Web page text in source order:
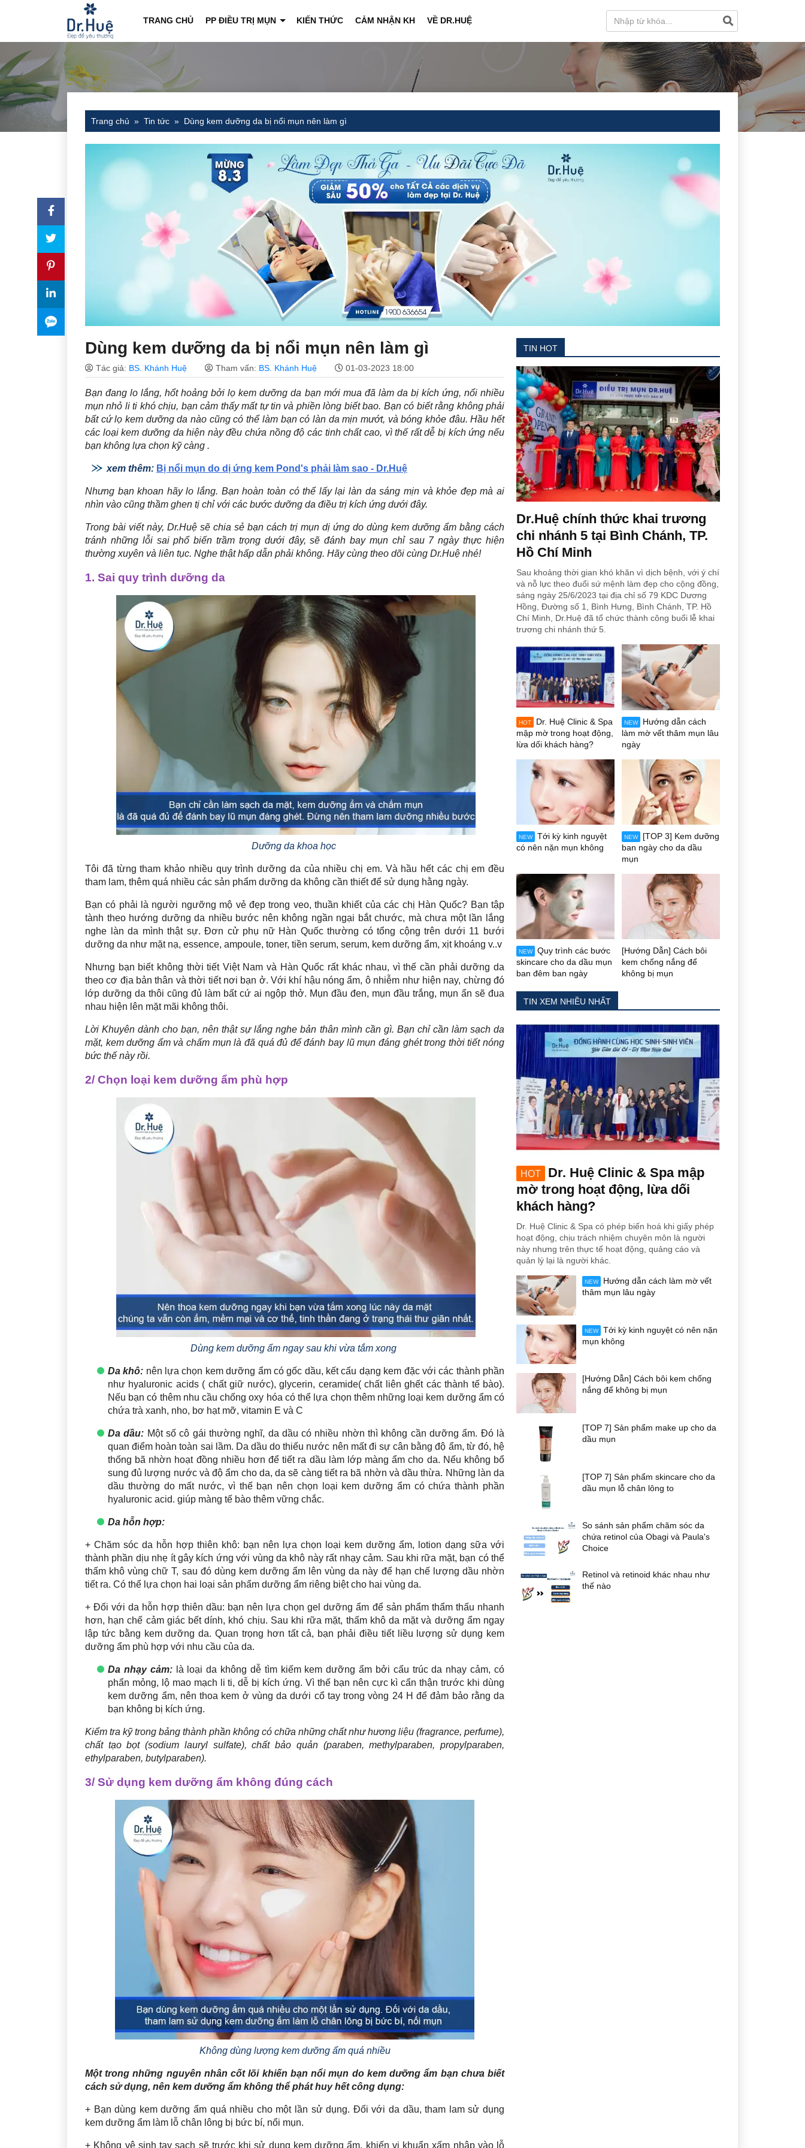
TRANG CHỦ PP ĐIỀU TRỊ MỤN KIẾN THỨC CẢM NHẬN KH VỀ DR.HUỆ
Trang chủ Tin tức Dùng kem dưỡng da bị nổi mụn nên làm gì
Dùng kem dưỡng da bị nổi mụn nên làm gì
Tác giả: BS. Khánh Huệ Tham vấn: BS. Khánh Huệ 01-03-2023 18:00
Bạn đang lo lắng, hổt hoảng bởi lọ kem dưỡng da bạn mới mua đã làm da bị kích ứng, nổi nhiều
mụn nhỏ li ti khó chịu, bạn cảm thấy mất tự tin và phiền lòng biết bao. Bạn có biết rằng không phải
bất cứ lọ kem dưỡng da nào cũng có thể làm bạn có làn da mịn mướt, và bóng khỏe đâu. Hầu hết
các loại kem dưỡng da hiện này đều chứa nồng độ các tinh chất cao, vì thế rất dễ bị kích ứng nếu
bạn không lựa chọn kỹ càng .
xem thêm: Bị nổi mụn do dị ứng kem Pond's phải làm sao - Dr.Huệ
Nhưng bạn khoan hãy lo lắng. Bạn hoàn toàn có thể lấy lại làn da sáng mịn và khỏe đẹp mà ai
nhìn vào cũng thầm ghen tị chỉ với các bước dưỡng da điều trị kích ứng dưới đây.
Trong bài viết này, Dr.Huệ sẽ chia sẻ bạn cách trị mụn dị ứng do dùng kem dưỡng ẩm bằng cách
tránh những lỗi sai phổ biến trầm trọng dưới đây, sẽ đánh bay mụn chỉ sau 7 ngày thực hiện
thường xuyên và liên tục. Nghe thật hấp dẫn phải không. Hãy cùng theo dõi cùng Dr.Huệ nhé!
1. Sai quy trình dưỡng da
Dưỡng da khoa học
Tôi đã từng tham khảo nhiều quy trình dưỡng da của nhiều chị em. Và hầu hết các chị em đều
tham lam, thêm quá nhiều các sản phẩm dưỡng da không cần thiết để sử dụng hằng ngày.
Bạn có phải là người ngưỡng mộ vẻ đẹp trong veo, thuần khiết của các chị Hàn Quốc? Bạn tập
tành theo hướng dưỡng da nhiều bước nên không ngần ngại bắt chước, mà chưa một lần lắng
nghe làn da mình thật sự. Đơn cử phụ nữ Hàn Quốc thường có tổng cộng trên dưới 11 bưới
dưỡng da như mặt nạ, essence, ampoule, toner, tiền serum, serum, kem dưỡng ẩm, xịt khoáng v..v
Nhưng bạn biết không thời tiết Việt Nam và Hàn Quốc rất khác nhau, vì thế cần phải dưỡng da
theo cơ địa bản thân và thời tiết nơi bạn ở. Với khí hậu nóng ẩm, ô nhiễm như hiện nay, chừng đó
lớp dưỡng da thôi cũng đủ làm bất cứ ai ngộp thở. Mụn đầu đen, mụn đầu trắng, mụn ẩn sẽ đua
nhau hiện lên mặt mãi không thôi.
Lời Khuyên dành cho bạn, nên thật sự lắng nghe bản thân mình cần gì. Bạn chỉ cần làm sạch da
mặt, kem dưỡng ẩm và chấm mụn là đã quá đủ để đánh bay lũ mụn đáng ghét trong thời tiết nóng
bức thế này rồi.
2/ Chọn loại kem dưỡng ẩm phù hợp
Dùng kem dưỡng ẩm ngay sau khi vừa tắm xong
Da khô: nên lựa chọn kem dưỡng ẩm có gốc dầu, kết cấu dạng kem đặc với các thành phần
như hyaluronic acids ( chất giữ nước), glycerin, ceramide( chất liên ghết các thành tế bào).
Nếu bạn có thêm nhu cầu chống oxy hóa có thể lựa chọn thêm những loại kem dưỡng ẩm có
chứa trà xanh, nho, bơ hạt mỡ, vitamin E và C
Da dầu: Một số cô gái thường nghĩ, da dầu có nhiều nhờn thì không cần dưỡng ẩm. Đó là
quan điểm hoàn toàn sai lầm. Da dầu do thiếu nước nên mất đi sự cân bằng độ ẩm, từ đó, hệ
thống bã nhờn hoạt đồng nhiều hơn để tiết ra dầu làm lớp màng ẩm cho da. Nếu không bổ
sung đủ lượng nước và độ ẩm cho da, da sẽ càng tiết ra bã nhờn và dầu thừa. Những làn da
dầu thường do mất nước, vì thế bạn nên chọn loại kem dưỡng ẩm có chứa thành phần
hyaluronic acid. giúp màng tế bào thêm vững chắc.
Da hỗn hợp:
+ Chăm sóc da hỗn hợp thiên khô: bạn nên lựa chọn loại kem dưỡng ẩm, lotion dạng sữa với
thành phần dịu nhẹ ít gây kích ứng với vùng da khô này rất nhạy cảm. Sau khi rữa mặt, bạn có thể
thấm khô vùng chữ T, sau đó dùng kem dưỡng ẩm lên vùng da này để hạn chế lượng dầu nhờn
tiết ra. Có thể lựa chọn hai loại sản phẩm dưỡng ẩm riêng biệt cho hai vùng da.
+ Đối với da hỗn hợp thiên dầu: bạn nên lựa chọn gel dưỡng ẩm để sản phẩm thẩm thấu nhanh
hơn, hạn chế cảm giác bết dính, khó chịu. Sau khi rữa mặt, thấm khô da mặt và dưỡng ẩm ngay
lập tức bằng kem dưỡng da. Quan trọng hơn tất cả, bạn phải điều tiết liều lượng sử dụng kem
dưỡng ẩm phù hợp với nhu cầu của da.
Da nhạy cảm: là loại da không dễ tìm kiếm kem dưỡng ẩm bởi cấu trúc da nhạy cảm, có
phẩn mỏng, lộ mao mạch li ti, dễ bị kích ứng. Vì thế bạn nên cực kì cẩn thận trước khi dùng
kem dưỡng ẩm, nên thoa kem ở vùng da dưới cổ tay trong vòng 24 H để đảm bảo rằng da
bạn không bị kích ứng.
Kiểm tra kỹ trong bảng thành phần không có chữa những chất như hương liệu (fragrance, perfume),
chất tạo bọt (sodium lauryl sulfate), chất bảo quản (paraben, methylparaben, propylparaben,
ethylparaben, butylparaben).
3/ Sử dụng kem dưỡng ẩm không đúng cách
Không dùng lượng kem dưỡng ẩm quá nhiều
Một trong những nguyên nhân cốt lõi khiến bạn nổi mụn do kem dưỡng ẩm bạn chưa biết
cách sử dụng, nên kem dưỡng ẩm không thể phát huy hết công dụng:
+ Bạn dùng kem dưỡng ẩm quá nhiều cho một lần sử dụng. Đối với da dầu, tham lam sử dụng
kem dưỡng ẩm làm lỗ chân lông bị bức bí, nổi mụn.
+ Không vệ sinh tay sạch sẽ trước khi sử dụng kem dưỡng ẩm, khiến vi khuẩn xấm nhập vào lỗ
TIN HOT
Dr.Huệ chính thức khai trương
chi nhánh 5 tại Bình Chánh, TP.
Hồ Chí Minh
Sau khoảng thời gian khó khăn vì dịch bệnh, với ý chí
và nỗ lực theo đuổi sứ mệnh làm đẹp cho cộng đồng,
sáng ngày 25/6/2023 tại địa chỉ số 79 KDC Dương
Hồng, Đường số 1, Bình Hưng, Bình Chánh, TP. Hồ
Chí Minh, Dr.Huệ đã tổ chức thành công buổi lễ khai
trương chi nhánh thứ 5.
HOT
Dr. Huệ Clinic & Spa
mập mờ trong hoạt động,
lừa dối khách hàng?
NEW
Hướng dẫn cách
làm mờ vết thâm mụn lâu
ngày
NEW
Tới kỳ kinh nguyệt
có nên nặn mụn không
NEW
[TOP 3] Kem dưỡng
ban ngày cho da dầu
mụn
NEW
Quy trình các bước
skincare cho da dầu mụn
ban đêm ban ngày
[Hướng Dẫn] Cách bôi
kem chống nắng để
không bị mụn
TIN XEM NHIỀU NHẤT
HOT
Dr. Huệ Clinic & Spa mập
mờ trong hoạt động, lừa dối
khách hàng?
Dr. Huệ Clinic & Spa có phép biến hoá khi giấy phép
hoạt động, chịu trách nhiệm chuyên môn là người
này nhưng trên thực tế hoạt động, quảng cáo và
quản lý lại là người khác.
NEW
Hướng dẫn cách làm mờ vết
thâm mụn lâu ngày
NEW
Tới kỳ kinh nguyệt có nên nặn
mụn không
[Hướng Dẫn] Cách bôi kem chống
nắng để không bị mụn
[TOP 7] Sản phẩm make up cho da
dầu mụn
[TOP 7] Sản phẩm skincare cho da
dầu mụn lỗ chân lông to
So sánh sản phẩm chăm sóc da
chứa retinol của Obagi và Paula's
Choice
Retinol và retinoid khác nhau như
thế nào